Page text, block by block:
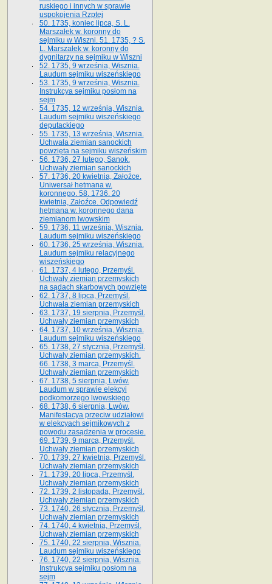
ruskiego i innych w sprawie
uspokojenia Rzptej
50. 1735, koniec lipca, S. L.
Marszałek w. koronny do
sejmiku w Wiszni. 51. 1735, ? S.
L. Marszałek w. koronny do
dygnitarzy na sejmiku w Wiszni
52. 1735, 9 września, Wisznia.
Laudum sejmiku wiszeńskiego
53. 1735, 9 września, Wisznia.
Instrukcya sejmiku posłom na
sejm
54. 1735, 12 września, Wisznia.
Laudum sejmiku wiszeńskiego
deputackiego
55. 1735, 13 września, Wisznia.
Uchwała ziemian sanockich
powzięta na sejmiku wiszeńskim
56. 1736, 27 lutego, Sanok.
Uchwały ziemian sanockich
57. 1736, 20 kwietnia, Załoźce.
Uniwersał hetmana w.
koronnego. 58. 1736. 20
kwietnia, Załoźce. Odpowiedź
hetmana w. koronnego dana
ziemianom lwowskim
59. 1736, 11 września, Wisznia.
Laudum sejmiku wiszeńskiego
60. 1736, 25 września, Wisznia.
Laudum sejmiku relacyjnego
wiszeńskiego
61. 1737, 4 lutego, Przemyśl.
Uchwały ziemian przemyskich
na sądach skarbowych powzięte
62. 1737, 8 lipca, Przemyśl.
Uchwała ziemian przemyskich
63. 1737, 19 sierpnia, Przemyśl.
Uchwały ziemian przemyskich
64. 1737, 10 września, Wisznia.
Laudum sejmiku wiszeńskiego
65. 1738, 27 stycznia, Przemyśl.
Uchwały ziemian przemyskich­­.
66. 1738, 3 marca, Przemyśl.
Uchwały ziemian przemyskich­
67. 1738, 5 sierpnia, Lwów.
Laudum w sprawie elekcyi
podkomorzego lwowskiego
68. 1738, 6 sierpnia, Lwów.
Manifestacya przeciw udziałowi
w elekcyach sejmikowych z
powodu zasądzenia w procesie.
69. 1739, 9 marca, Przemyśl.
Uchwały ziemian przemyskich
70. 1739, 27 kwietnia, Przemyśl.
Uchwały ziemian przemyskich
71. 1739, 20 lipca, Przemyśl.
Uchwały ziemian przemyskich
72. 1739, 2 listopada, Przemyśl.
Uchwały ziemian przemyskich
73. 1740, 26 stycznia, Przemyśl.
Uchwały ziemian przemyskich
74. 1740, 4 kwietnia, Przemyśl.
Uchwały ziemian przemyskich
75. 1740, 22 sierpnia, Wisznia.
Laudum sejmiku wiszeńskiego
76. 1740, 22 sierpnia, Wisznia.
Instrukcya sejmiku posłom na
sejm